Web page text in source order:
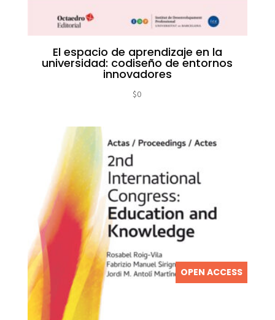
El espacio de aprendizaje en la
universidad: codiseño de entornos
innovadores
$0
OPEN ACCESS